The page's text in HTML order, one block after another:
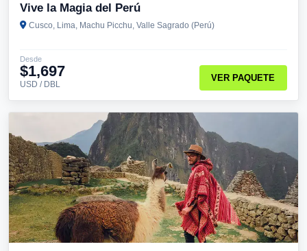
Vive la Magia del Perú
Cusco, Lima, Machu Picchu, Valle Sagrado (Perú)
Desde
$1,697
USD / DBL
VER PAQUETE